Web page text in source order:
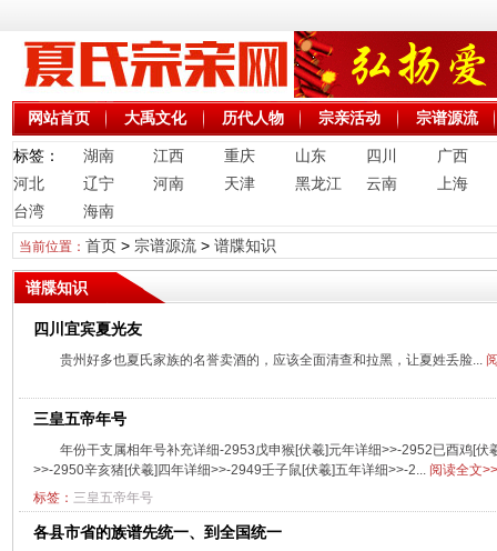
网站首页 大禹文化 历代人物 宗亲活动 宗谱源流
标签： 湖南 江西 重庆 山东 四川
广西
河北
辽宁 河南 天津 黑龙江 云南
上海
台湾
海南
当前位置： 首页> 宗谱源流> 谱牒知识
谱牒知识
四川宜宾夏光友
贵州好多也夏氏家族的名誉卖酒的，应该全面清查和拉黑，让夏姓丢脸...
三皇五帝年号
年份干支属相年号补充详细-2953戊申猴[伏羲]元年详细>>-2952已酉鸡[伏
>>-2950辛亥猪[伏羲]四年详细>>-2949壬子鼠[伏羲]五年详细>>-2... 阅读全文>>
标签： 三皇五帝年号
各县市省的族谱先统一、到全国统一